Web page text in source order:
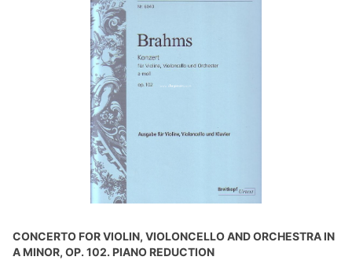
CONCERTO FOR VIOLIN, VIOLONCELLO AND ORCHESTRA IN
A MINOR, OP. 102. PIANO REDUCTION